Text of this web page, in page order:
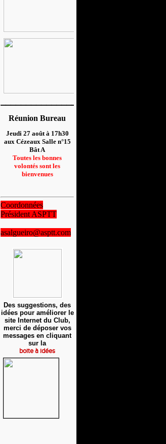
Réunion Bureau
Jeudi 27 août à 17h30
aux Cézeaux Salle n°15
Bât A
Toutes les bonnes
volontés sont les
bienvenues
Coordonnées
Président ASPTT
asalgueiro@asptt.com
Des suggestions, des
idées pour améliorer le
site Internet du Club,
merci de déposer vos
messages en cliquant
sur la
boite à idées